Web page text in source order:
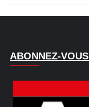
ABONNEZ-